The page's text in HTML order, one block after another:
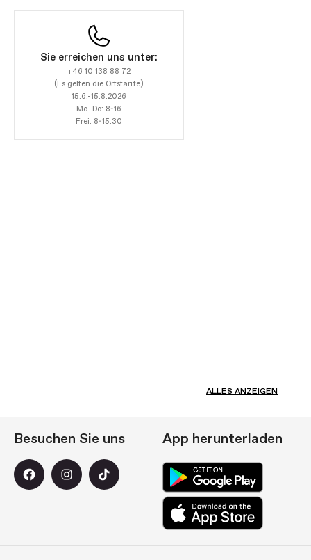
Sie erreichen uns unter:
+46 10 138 88 72
(Es gelten die Ortstarife)
15.6.-15.8.2026
Mo–Do: 8-16
Frei: 8-15:30
ALLES ANZEIGEN
Besuchen Sie uns App herunterladen